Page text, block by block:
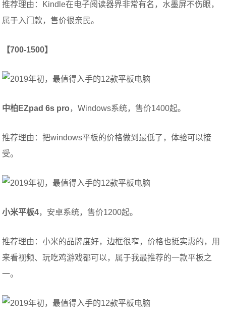
推荐理由：Kindle在电子阅读器界非常有名，水墨屏不伤眼，
属于入门款，售价很亲民。
【700-1500】
中柏EZpad 6s pro ，Windows系统，售价1400起。
推荐理由：把windows平板的价格做到最低了，体验可以接
受。
小米平板4，安卓系统，售价1200起。
推荐理由：小米的品牌度好，边框很窄，价格也挺实惠的，用
来看视频、玩吃鸡游戏都可以，属于我最推荐的一款平板之
一。